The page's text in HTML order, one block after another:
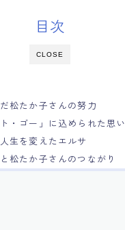
CLOSE
目次
松たか子さんの努力
・ゴー」に込められた思い
生を変えたエルサ
松たか子さんのつながり